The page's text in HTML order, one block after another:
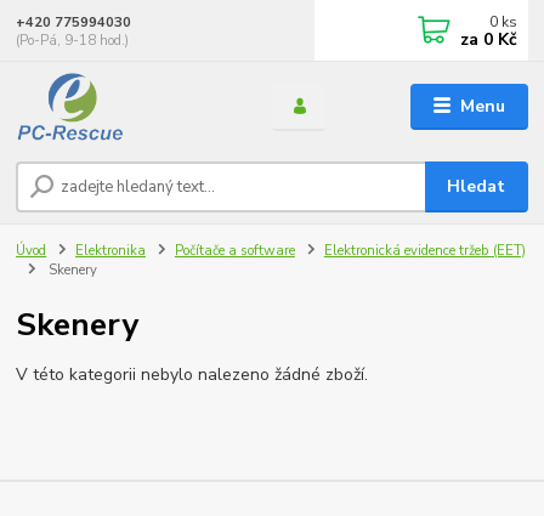
Menu
Hledat
+420 775994030
(Po-Pá, 9-18 hod.)
0 ks
za 0 Kč
Úvod Elektronika Počítače a software
Elektronická evidence tržeb (EET)
Skenery
Skenery
V této kategorii nebylo nalezeno žádné zboží.